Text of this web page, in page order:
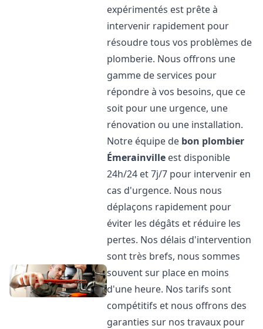
expérimentés est prête à
intervenir rapidement pour
résoudre tous vos problèmes de
plomberie. Nous offrons une
gamme de services pour
répondre à vos besoins, que ce
soit pour une urgence, une
rénovation ou une installation.
Notre équipe de bon plombier
Émerainville est disponible
24h/24 et 7j/7 pour intervenir en
cas d'urgence. Nous nous
déplaçons rapidement pour
éviter les dégâts et réduire les
pertes. Nos délais d'intervention
sont très brefs, nous sommes
souvent sur place en moins
d'une heure. Nos tarifs sont
compétitifs et nous offrons des
garanties sur nos travaux pour